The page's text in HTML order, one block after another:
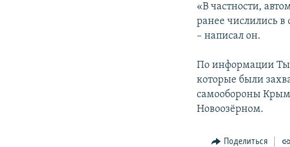
«В частности,
ранее числились
– написал он.
По информации
которые были
самообороны
Новоозёрном.
Поделиться